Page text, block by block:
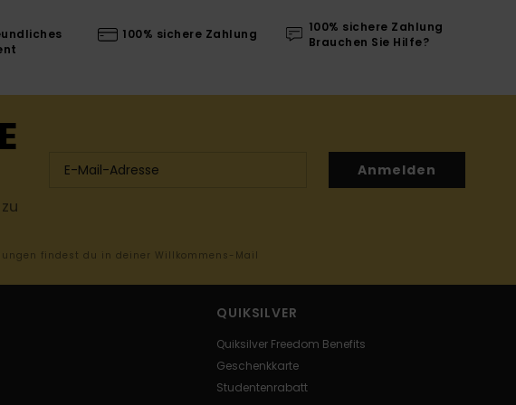
100% sichere Zahlung
100% sichere Zahlung
Brauchen Sie Hilfe?
Anmelden
findest du in deiner Willkommens-Mail
QUIKSILVER
Quiksilver Freedom Benefits
Geschenkkarte
Studentenrabatt